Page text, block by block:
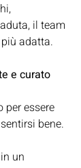
il team
adatta.
e curato
per essere
bene.
un